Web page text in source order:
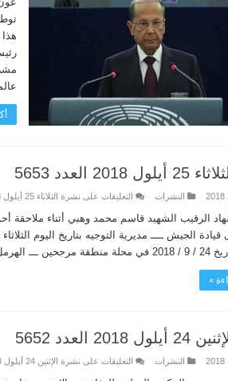
2018 العدد 5653
النشرات التعليقات على نشرة الثلاثاء 25 أيلول 2018 العدد 5653 مغلقة
الرقيب الشهيد قاسم محمد وهبي أثناء ملاحقة
إثّر تعرّضه ...
»
العدد 5652
النشرات التعليقات على نشرة الإثنين 24 أيلول 2018 العدد 5652 مغلقة